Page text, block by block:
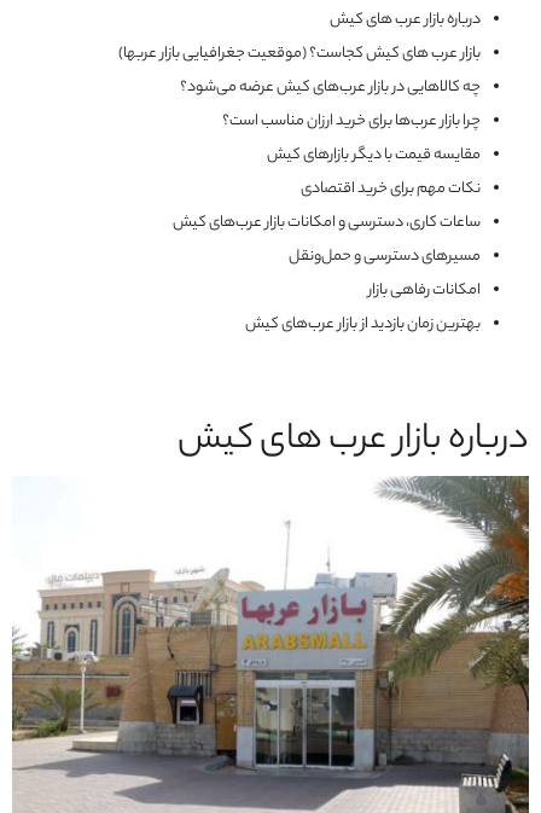
درباره بازار عرب های کیش
بازار عرب های کیش کجاست؟ (موقعیت جغرافیایی بازار عربها)
چه کالاهایی در بازار عرب‌های کیش عرضه می‌شود؟
چرا بازار عرب‌ها برای خرید ارزان مناسب است؟
مقایسه قیمت با دیگر بازارهای کیش
نکات مهم برای خرید اقتصادی
ساعات کاری، دسترسی و امکانات بازار عرب‌های کیش
مسیرهای دسترسی و حمل‌ونقل
امکانات رفاهی بازار
بهترین زمان بازدید از بازار عرب‌های کیش
درباره بازار عرب های کیش